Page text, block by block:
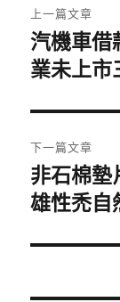
章
導
覽
上一篇文章
上
一
文
章:
汽機車借
業未上市
下一篇文章
下
一
文
非石棉墊
雄性禿自